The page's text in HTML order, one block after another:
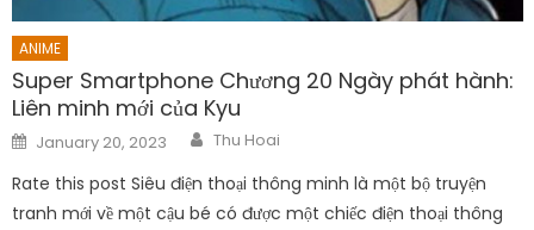
ANIME
Super Smartphone Chương 20 Ngày phát hành:
Liên minh mới của Kyu
Posted
on
January 20, 2023 Author
Thu Hoai
Rate this post Siêu điện thoại thông minh là một bộ truyện
tranh mới về một cậu bé có được một chiếc điện thoại thông